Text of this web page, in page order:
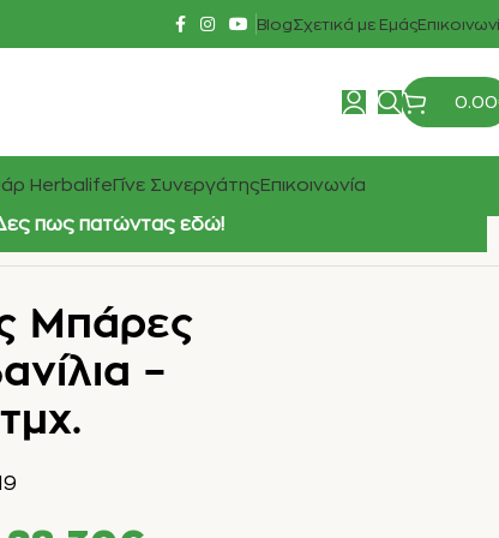
BlogΣχετικά με Εμάς
0.00
Herbalife Γίνε Συνεργάτης Επικοινωνία
πως πατώντας εδώ!
Μπάρες
–